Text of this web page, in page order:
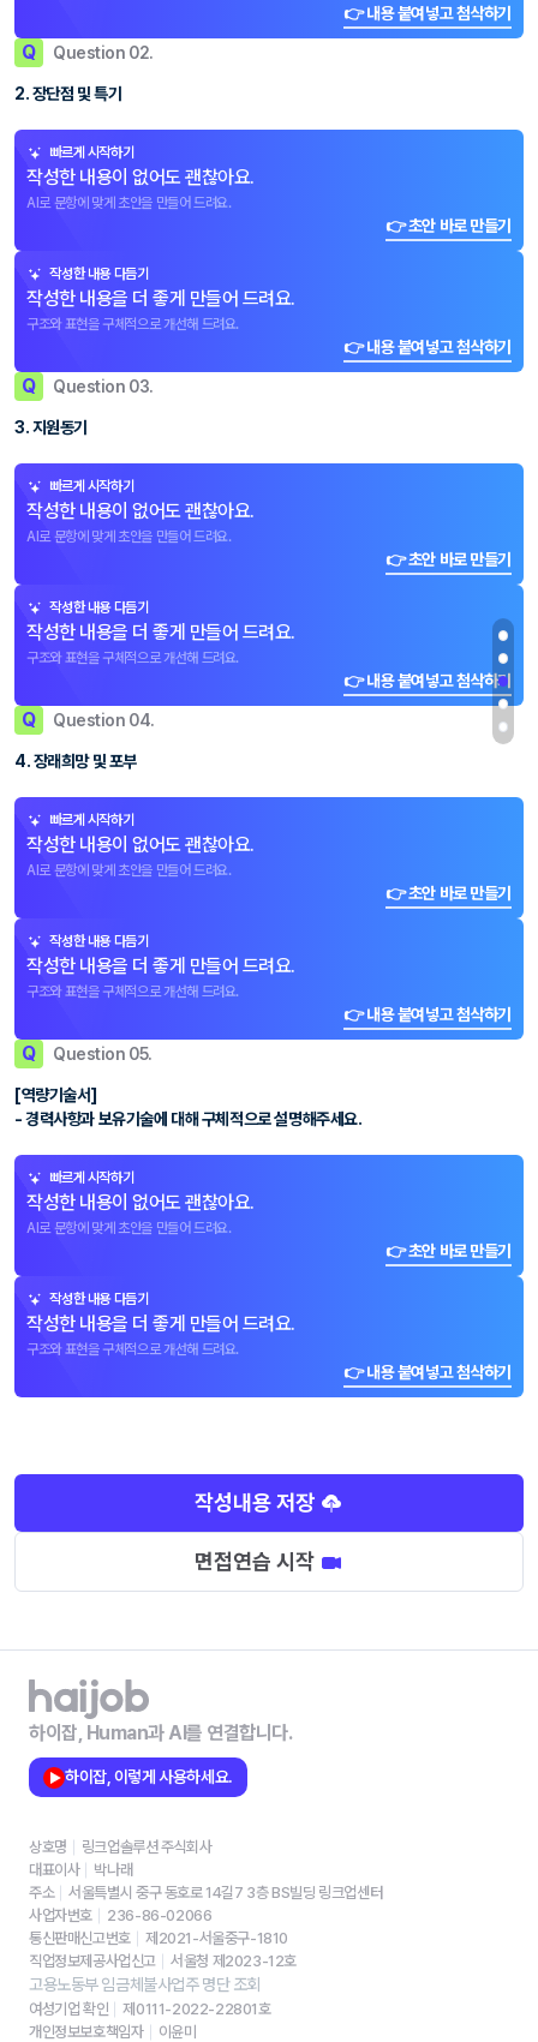
👉 내용 붙여넣고 첨삭하기
Q Question 02.
2. 장단점 및 특기
빠르게 시작하기
작성한 내용이 없어도 괜찮아요.
AI로 문항에 맞게 초안을 만들어 드려요.
👉 초안 바로 만들기
작성한 내용 다듬기
작성한 내용을 더 좋게 만들어 드려요.
구조와 표현을 구체적으로 개선해 드려요.
👉 내용 붙여넣고 첨삭하기
Q Question 03.
3. 지원동기
빠르게 시작하기
작성한 내용이 없어도 괜찮아요.
AI로 문항에 맞게 초안을 만들어 드려요.
👉 초안 바로 만들기
작성한 내용 다듬기
작성한 내용을 더 좋게 만들어 드려요.
구조와 표현을 구체적으로 개선해 드려요.
👉 내용 붙여넣고 첨삭하기
Q Question 04.
4. 장래희망 및 포부
빠르게 시작하기
작성한 내용이 없어도 괜찮아요.
AI로 문항에 맞게 초안을 만들어 드려요.
👉 초안 바로 만들기
작성한 내용 다듬기
작성한 내용을 더 좋게 만들어 드려요.
구조와 표현을 구체적으로 개선해 드려요.
👉 내용 붙여넣고 첨삭하기
Q Question 05.
[역량기술서]
- 경력사항과 보유기술에 대해 구체적으로 설명해주세요.
빠르게 시작하기
작성한 내용이 없어도 괜찮아요.
AI로 문항에 맞게 초안을 만들어 드려요.
👉 초안 바로 만들기
작성한 내용 다듬기
작성한 내용을 더 좋게 만들어 드려요.
구조와 표현을 구체적으로 개선해 드려요.
👉 내용 붙여넣고 첨삭하기
작성내용 저장
면접연습 시작
하이잡, Human과 AI를 연결합니다.
하이잡, 이렇게 사용하세요.
상호명
링크업솔루션 주식회사
대표이사
박나래
주소
서울특별시 중구 동호로 14길7 3층 BS빌딩 링크업센터
사업자번호
236-86-02066
통신판매신고번호
제2021-서울중구-1810
직업정보제공사업신고
서울청 제2023-12호
고용노동부 임금체불사업주 명단 조회
여성기업 확인
제0111-2022-22801호
개인정보보호책임자
이윤미